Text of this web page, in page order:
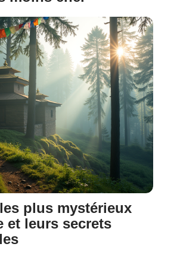
plus mystérieux
et leurs secrets